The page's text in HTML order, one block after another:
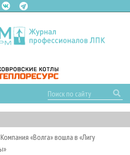
Компания «Волга» вошла в «Лигу